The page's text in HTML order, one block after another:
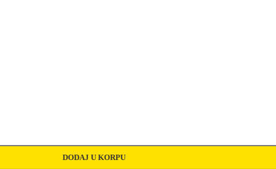
DODAJ U KORPU